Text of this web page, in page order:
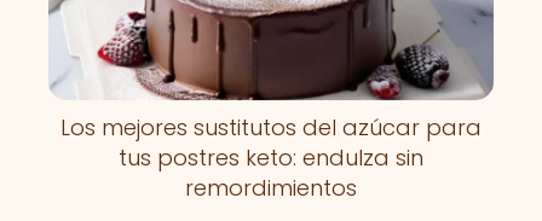
Los mejores sustitutos del azúcar para
tus postres keto: endulza sin
remordimientos